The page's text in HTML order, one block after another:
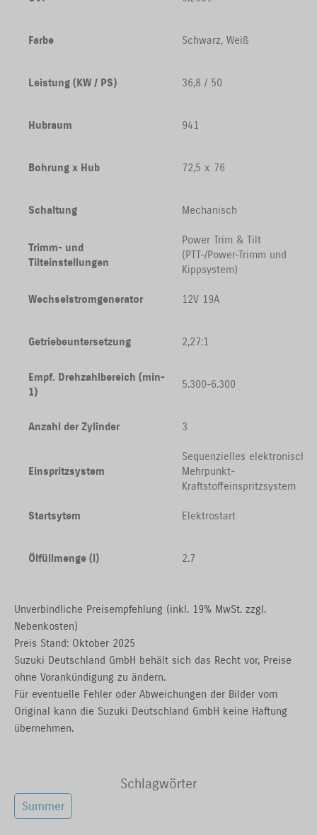
Farbe Schwarz, Weiß
Leistung (KW / PS) 36,8 / 50
Hubraum 941
Bohrung x Hub 72,5 x 76
Schaltung Mechanisch
Trimm- und
Tilteinstellungen
Power Trim & Tilt
(PTT-/Power-Trimm und
Kippsystem)
Wechselstromgenerator 12V 19A
Getriebeuntersetzung 2,27:1
Empf. Drehzahlbereich (min-
1)
5.300-6.300
Anzahl der Zylinder 3
Einspritzsystem
Sequenzielles elektronisches
Mehrpunkt-
Kraftstoffeinspritzsystem
Startsytem Elektrostart
Ölfüllmenge (l) 2.7
Unverbindliche Preisempfehlung (inkl. 19% MwSt. zzgl.
Nebenkosten)
Preis Stand: Oktober 2025
Suzuki Deutschland GmbH behält sich das Recht vor, Preise
ohne Vorankündigung zu ändern.
Für eventuelle Fehler oder Abweichungen der Bilder vom
Original kann die Suzuki Deutschland GmbH keine Haftung
übernehmen.
Schlagwörter
Summer